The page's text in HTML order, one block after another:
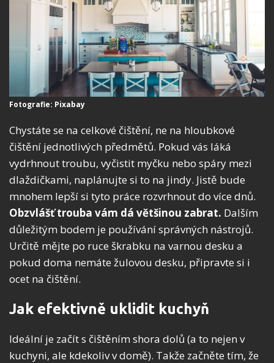
Fotografie: Pixabay
Chystáte se na celkové čištění, ne na hloubkové
čištění jednotlivých předmětů. Pokud vás láká
vydrhnout troubu, vyčistit myčku nebo spáry mezi
dlaždičkami, naplánujte si to na jindy. Jistě bude
mnohem lepší si tyto práce rozvrhnout do více dnů.
Obzvlášť trouba vám dá většinou zabrat. Dalším
důležitým bodem je používání správných nástrojů.
Určitě mějte po ruce škrabku na varnou desku a
pokud doma nemáte žulovou desku, připravte si i
ocet na čištění.
Jak efektivně uklidit kuchyň
Ideální je začít s čištěním shora dolů (a to nejen v
kuchyni, ale kdekoliv v domě). Takže začněte tím, že